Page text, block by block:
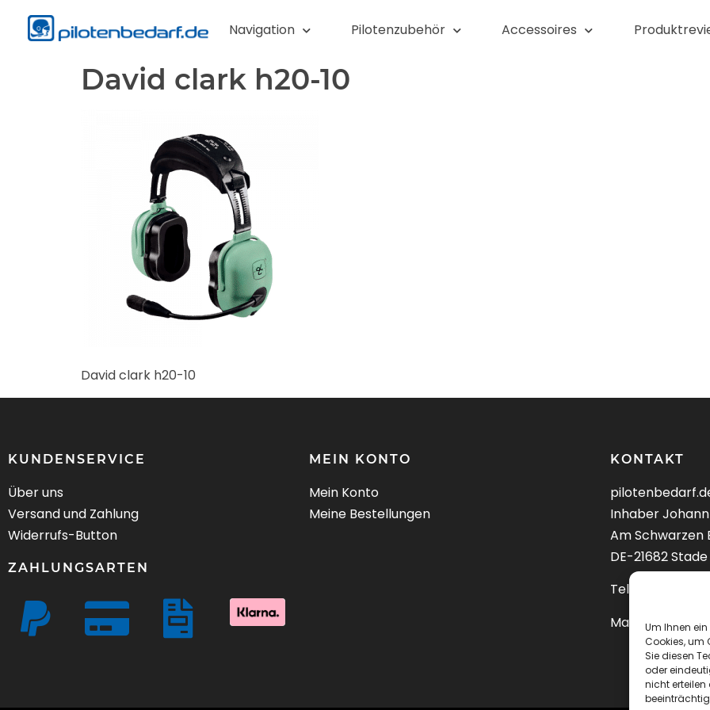
Um Ihnen
Cookies, um
Sie diesen
oder
nicht erteilen
Navigation Pilotenzubehör Accessoires
David clark h20-10
David clark h20-10
KUNDENSERVICE
Über uns
Versand und Zahlung
Widerrufs-Button
ZAHLUNGSARTEN
MEIN KONTO
Mein Konto
Meine Bestellungen
KONTAKT
Inhaber
Am Schwarzen
DE-21682 Stade
Tel.: +49 (04141)
Mail: